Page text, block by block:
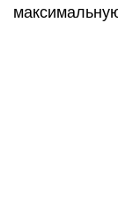
мере
даже чаще.